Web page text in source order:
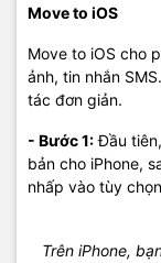
Move to iOS
Move to iOS cho
ảnh, tin nhắn
tác đơn giản.
- Bước 1:Đầu
bản cho iPhone,
nhấp vào tùy
Trên iPhone,